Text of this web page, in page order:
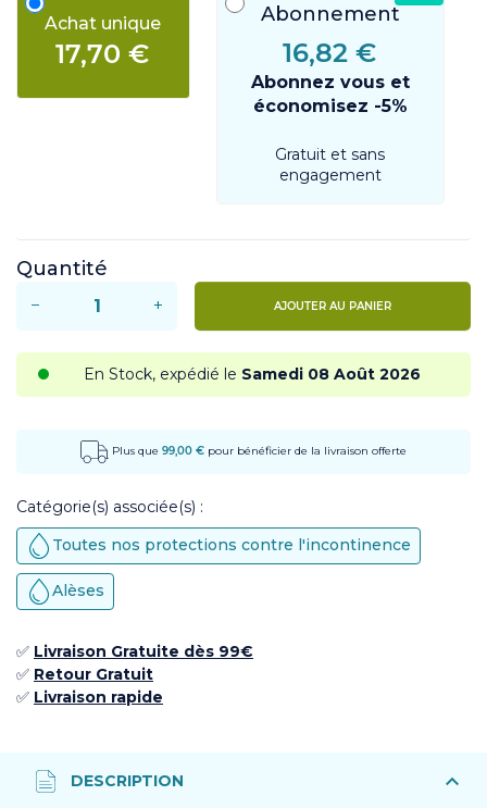
Achat unique
17,70 €
Abonnement
16,82 €
Abonnez vous et
économisez -5%
Gratuit et sans
engagement
Quantité
− + AJOUTER AU PANIER
En Stock, expédié le Samedi 08 Août 2026
Plus que 99,00 € pour bénéficier de la livraison offerte
Catégorie(s) associée(s) :
Toutes nos protections contre l'incontinence
Alèses
✅ Livraison Gratuite dès 99€
✅ ​ Retour Gratuit
✅​ Livraison rapide